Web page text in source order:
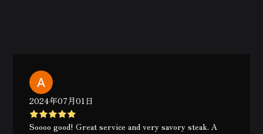
2024年07月01日
Soooo good! Great service and very savory steak. A